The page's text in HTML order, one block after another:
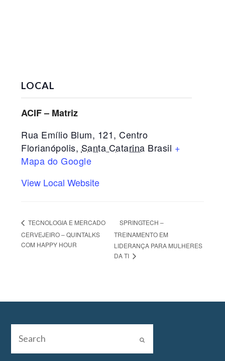
LOCAL
ACIF – Matriz
Rua Emílio Blum, 121, Centro
Florianópolis, Santa Catarina Brasil +
Mapa do Google
View Local Website
TECNOLOGIA E MERCADO
CERVEJEIRO – QUINTALKS
COM HAPPY HOUR
SPRINGTECH –
TREINAMENTO EM
LIDERANÇA PARA MULHERES
DA TI